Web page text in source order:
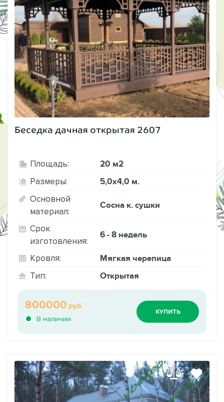
Беседка дачная открытая 2607
Площадь: 20 м2
Размеры: 5,0х4,0 м.
Основной
материал:
Сосна к. сушки
Срок
изготовления:
6 - 8 недель
Кровля: Мягкая черепица
Тип: Открытая
В наличии
800000 руб
КУПИТЬ